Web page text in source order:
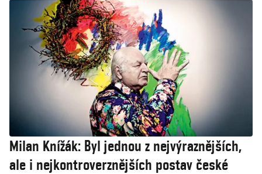
Milan Knížák: Byl jednou z nejvýraznějších,
ale i nejkontroverznějších postav české